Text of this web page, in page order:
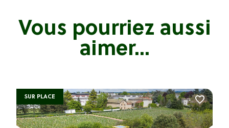
Vous pourriez aussi
aimer...
SUR PLACE